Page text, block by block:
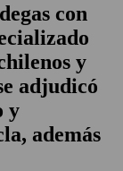
con
y
adjudicó
y
además